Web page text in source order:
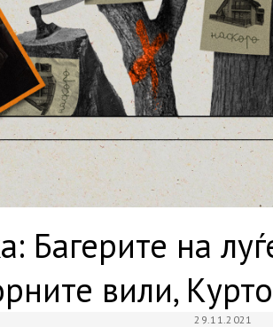
Багерите на
вили,
29.11.2021